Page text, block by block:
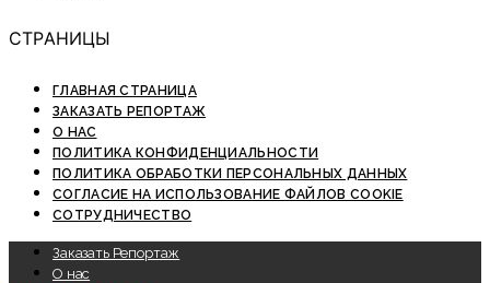
СТРАНИЦЫ
ГЛАВНАЯ СТРАНИЦА
ЗАКАЗАТЬ РЕПОРТАЖ
О НАС
ПОЛИТИКА КОНФИДЕНЦИАЛЬНОСТИ
ПОЛИТИКА ОБРАБОТКИ ПЕРСОНАЛЬНЫХ ДАННЫХ
СОГЛАСИЕ НА ИСПОЛЬЗОВАНИЕ ФАЙЛОВ COOKIE
СОТРУДНИЧЕСТВО
Заказать Репортаж
О нас